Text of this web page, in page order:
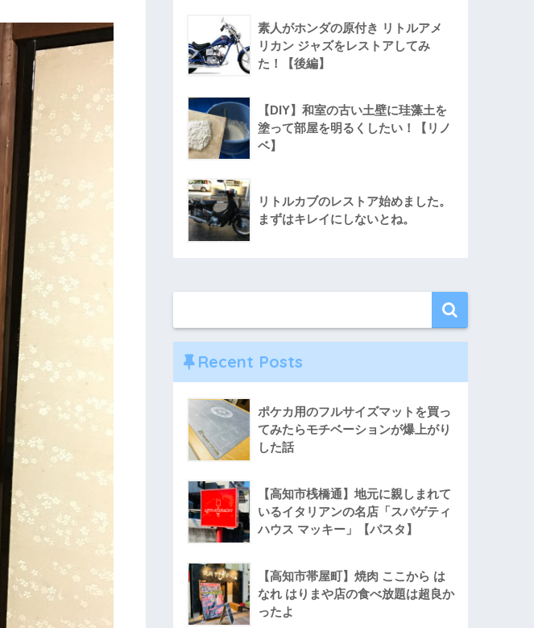
素人がホンダの原付き リトルアメ
リカン ジャズをレストアしてみ
た！【後編】
【DIY】和室の古い土壁に珪藻土を
塗って部屋を明るくしたい！【リノ
ベ】
リトルカブのレストア始めました。
まずはキレイにしないとね。
Recent Posts
ポケカ用のフルサイズマットを買っ
てみたらモチベーションが爆上がり
した話
【高知市桟橋通】地元に親しまれて
いるイタリアンの名店「スパゲティ
ハウス マッキー」【パスタ】
【高知市帯屋町】焼肉 ここから は
なれ はりまや店の食べ放題は超良か
ったよ